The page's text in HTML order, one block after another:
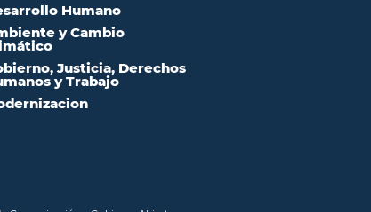
Humano
y Cambio
Justicia, Derechos
y Trabajo